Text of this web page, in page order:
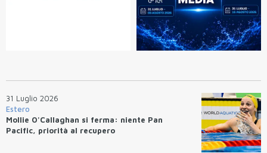
31 Luglio 2026
Estero
Mollie O'Callaghan si ferma: niente Pan
Pacific, priorità al recupero